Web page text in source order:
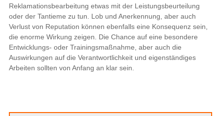
Reklamationsbearbeitung etwas mit der Leistungsbeurteilung
oder der Tantieme zu tun. Lob und Anerkennung, aber auch
Verlust von Reputation können ebenfalls eine Konsequenz sein,
die enorme Wirkung zeigen. Die Chance auf eine besondere
Entwicklungs- oder Trainingsmaßnahme, aber auch die
Auswirkungen auf die Verantwortlichkeit und eigenständiges
Arbeiten sollten von Anfang an klar sein.